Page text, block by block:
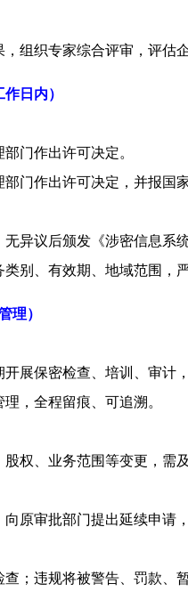
组织专家综合评审，评估
作日内）
门作出许可决定。
门作出许可决定，并报国
异议后颁发《涉密信息系
别、有效期、地域范围，
理）
展保密检查、培训、审计
，全程留痕、可追溯。
权、业务范围等变更，需
向原审批部门提出延续申请
；违规将被警告、罚款、